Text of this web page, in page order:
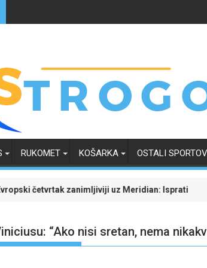
RUKOMET KOŠARKA OSTALI
budućnosti
uz Meridian: Isprati borbu za grupnu fazu uz
Dinamo
“Ako nisi sretan, nema